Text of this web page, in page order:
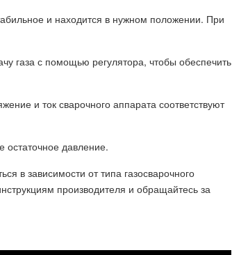
и находится в нужном положении. При
газа с помощью регулятора, чтобы обеспечить
и ток сварочного аппарата соответствуют
остаточное давление.
в зависимости от типа газосварочного
производителя и обращайтесь за